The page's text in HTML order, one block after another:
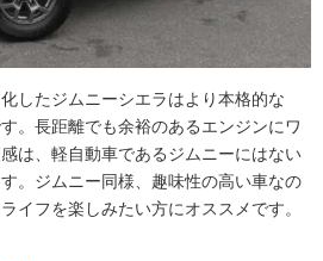
したジムニーシエラはより本格的な
。長距離でも余裕のあるエンジンにワ
は、軽自動車であるジムニーにはない
。ジムニー同様、趣味性の高い車なの
イフを楽しみたい方にオススメです。